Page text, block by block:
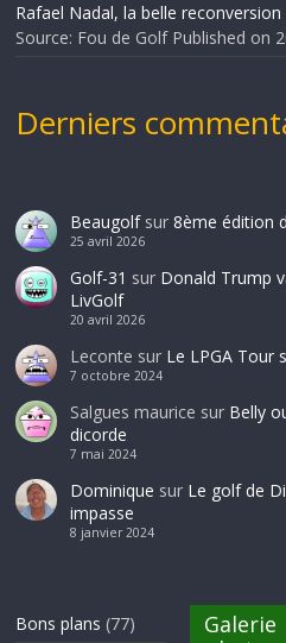
Rafael Nadal, la belle reconversion
Source: Fou de Golf Published on
Derniers
Beaugolfsur 8ème édition
25 avril 2026
Golf-31 sur Donald Trump
LivGolf
20 avril 2026
Leconte sur Le LPGA Tour
7 octobre 2024
Salgues maurice sur Belly
dicorde
7 mai 2024
Dominique sur Le golf de
impasse
8 janvier 2024
Bons plans (77)
Galerie